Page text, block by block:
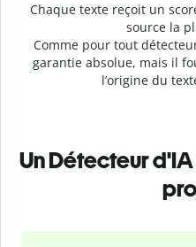
Chaque texte reçoit un
source la
Comme pour tout
garantie absolue, mais il
l’origine du
Un Détecteur